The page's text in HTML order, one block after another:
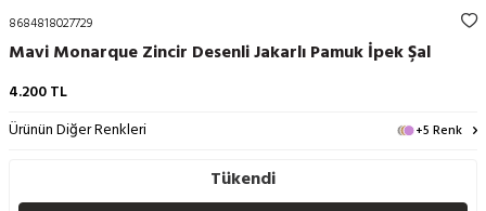
8684818027729
Mavi Monarque Zincir Desenli Jakarlı Pamuk İpek Şal
4.200TL
Ürünün Diğer Renkleri
+5 Renk
Tükendi